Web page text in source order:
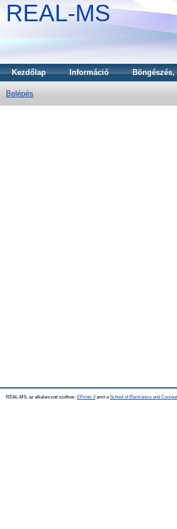
REAL-MS
Kezdőlap Információ Böngészés,
Belépés
REAL-MS, az alkalamzott szoftver: EPrints 3amit a School of Electronics and